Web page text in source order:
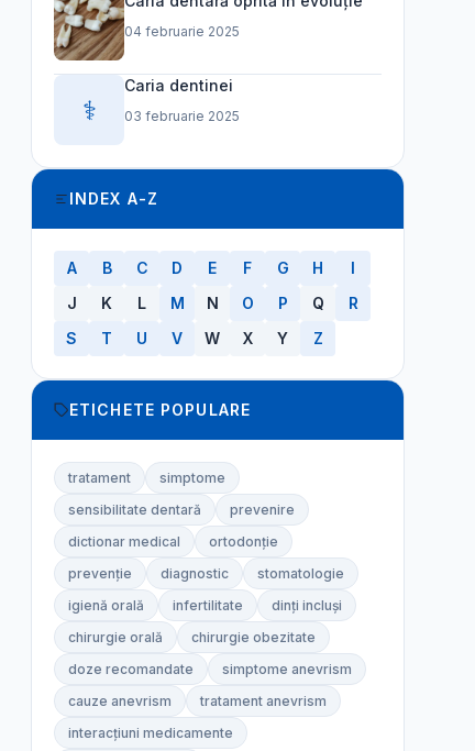
04 februarie 2025
⚕️
Caria dentinei
03 februarie 2025
INDEX A-Z
A B C D E F G H
I
J
K L M N O P Q
R
S
T U V W X Y Z
ETICHETE POPULARE
tratament
simptome
sensibilitate dentară
prevenire
dictionar medical
ortodonție
prevenție
diagnostic
stomatologie
igienă orală
infertilitate
dinți incluși
chirurgie orală
chirurgie obezitate
doze recomandate
simptome anevrism
cauze anevrism
tratament anevrism
interacțiuni medicamente